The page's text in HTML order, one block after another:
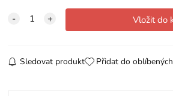
Sledovat produkt Přidat do oblíbených